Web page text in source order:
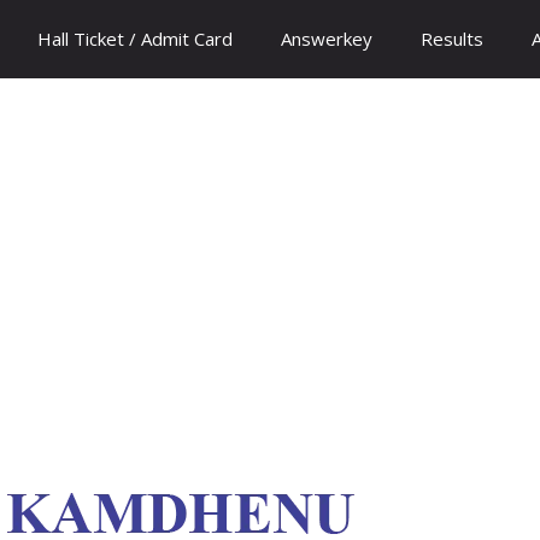
Hall Ticket / Admit Card Answerkey Results